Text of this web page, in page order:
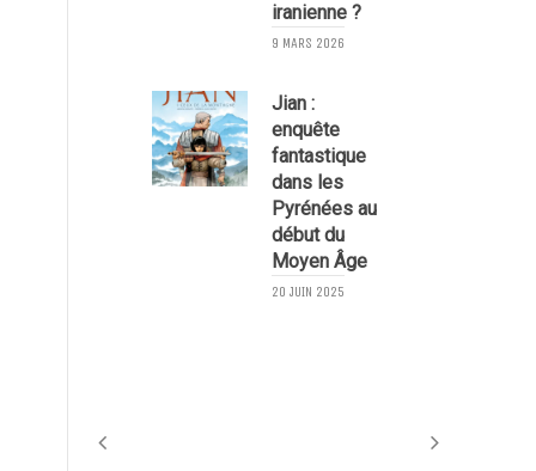
iranienne ?
9 MARS 2026
Jian :
enquête
fantastique
dans les
Pyrénées au
début du
Moyen Âge
20 JUIN 2025